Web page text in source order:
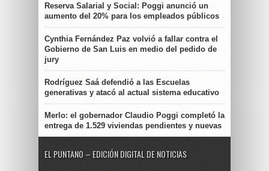
Reserva Salarial y Social: Poggi anunció un
aumento del 20% para los empleados públicos
Cynthia Fernández Paz volvió a fallar contra el
Gobierno de San Luis en medio del pedido de
jury
Rodríguez Saá defendió a las Escuelas
generativas y atacó al actual sistema educativo
Merlo: el gobernador Claudio Poggi completó la
entrega de 1.529 viviendas pendientes y nuevas
EL PUNTANO – EDICIÓN DIGITAL DE NOTICIAS